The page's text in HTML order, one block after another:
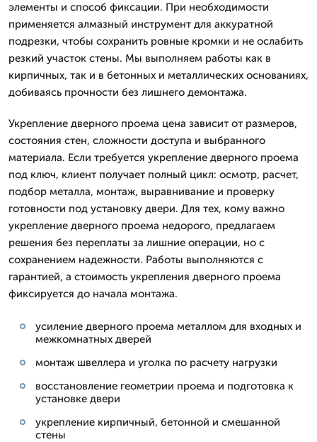
элементы и способ фиксации. При необходимости
применяется алмазный инструмент для аккуратной
подрезки, чтобы сохранить ровные кромки и не ослабить
резкий участок стены. Мы выполняем работы как в
кирпичных, так и в бетонных и металлических основаниях,
добиваясь прочности без лишнего демонтажа.
Укрепление дверного проема цена зависит от размеров,
состояния стен, сложности доступа и выбранного
материала. Если требуется укрепление дверного проема
под ключ, клиент получает полный цикл: осмотр, расчет,
подбор металла, монтаж, выравнивание и проверку
готовности под установку двери. Для тех, кому важно
укрепление дверного проема недорого, предлагаем
решения без переплаты за лишние операции, но с
сохранением надежности. Работы выполняются с
гарантией, а стоимость укрепления дверного проема
фиксируется до начала монтажа.
усиление дверного проема металлом для входных и
межкомнатных дверей
монтаж швеллера и уголка по расчету нагрузки
восстановление геометрии проема и подготовка к
установке двери
укрепление кирпичный, бетонной и смешанной
стены